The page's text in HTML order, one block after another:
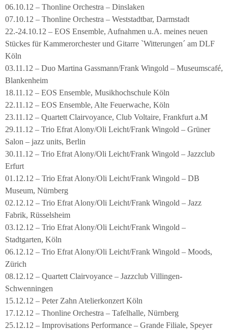
06.10.12 – Thonline Orchestra – Dinslaken
07.10.12 – Thonline Orchestra – Weststadtbar, Darmstadt
22.-24.10.12 – EOS Ensemble, Aufnahmen u.A. meines neuen
Stückes für Kammerorchester und Gitarre `Witterungen´ am DLF
Köln
03.11.12 – Duo Martina Gassmann/Frank Wingold – Museumscafé,
Blankenheim
18.11.12 – EOS Ensemble, Musikhochschule Köln
22.11.12 – EOS Ensemble, Alte Feuerwache, Köln
23.11.12 – Quartett Clairvoyance, Club Voltaire, Frankfurt a.M
29.11.12 – Trio Efrat Alony/Oli Leicht/Frank Wingold – Grüner
Salon – jazz units, Berlin
30.11.12 – Trio Efrat Alony/Oli Leicht/Frank Wingold – Jazzclub
Erfurt
01.12.12 – Trio Efrat Alony/Oli Leicht/Frank Wingold – DB
Museum, Nürnberg
02.12.12 – Trio Efrat Alony/Oli Leicht/Frank Wingold – Jazz
Fabrik, Rüsselsheim
03.12.12 – Trio Efrat Alony/Oli Leicht/Frank Wingold –
Stadtgarten, Köln
06.12.12 – Trio Efrat Alony/Oli Leicht/Frank Wingold – Moods,
Zürich
08.12.12 – Quartett Clairvoyance – Jazzclub Villingen-
Schwenningen
15.12.12 – Peter Zahn Atelierkonzert Köln
17.12.12 – Thonline Orchestra – Tafelhalle, Nürnberg
25.12.12 – Improvisations Performance – Grande Filiale, Speyer